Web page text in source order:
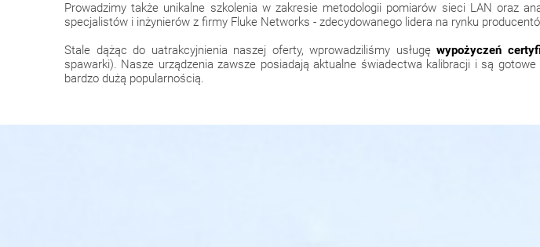
Prowadzimy także unikalne szkolenia w zakresie metodologii pomiarów sieci LAN oraz
specjalistów i inżynierów z firmy Fluke Networks - zdecydowanego lidera na rynku
Stale dążąc do uatrakcyjnienia naszej oferty, wprowadziliśmy usługęwypożyczeń
spawarki). Nasze urządzenia zawsze posiadają aktualne świadectwa kalibracji i są
bardzo dużą popularnością.